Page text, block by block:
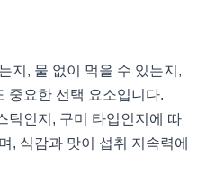
지, 물 없이 먹을 수 있는지,
중요한 선택 요소입니다.
틱인지, 구미 타입인지에 따
, 식감과 맛이 섭취 지속력에